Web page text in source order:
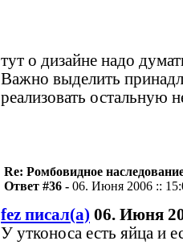
тут о дизайне надо
Важно выделить
реализовать остальную
Re: Ромбовидное
Ответ #36 - 06. Июня 2006 ::
fez писал(а) 06. Июня
У утконоса есть яйца и